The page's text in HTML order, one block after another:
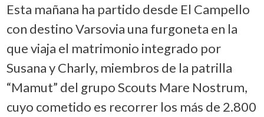
Esta mañana ha partido desde El Campello
con destino Varsovia una furgoneta en la
que viaja el matrimonio integrado por
Susana y Charly, miembros de la patrilla
“Mamut” del grupo Scouts Mare Nostrum,
cuyo cometido es recorrer los más de 2.800